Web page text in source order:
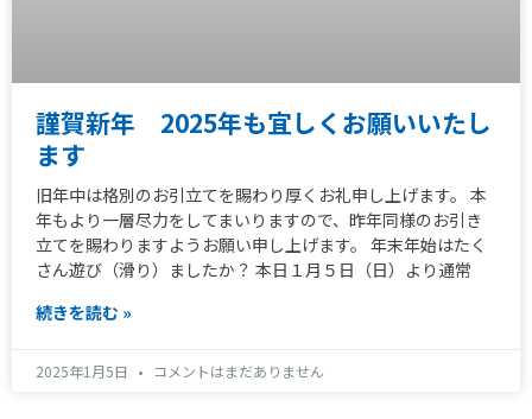
謹賀新年 2025年も宜しくお願いいたし
ます
旧年中は格別のお引立てを賜わり厚くお礼申し上げます。 本
年もより一層尽力をしてまいりますので、昨年同様のお引き
立てを賜わりますようお願い申し上げます。 年末年始はたく
さん遊び（滑り）ましたか？ 本日１月５日（日）より通常
続きを読む »
2025年1月5日 コメントはまだありません